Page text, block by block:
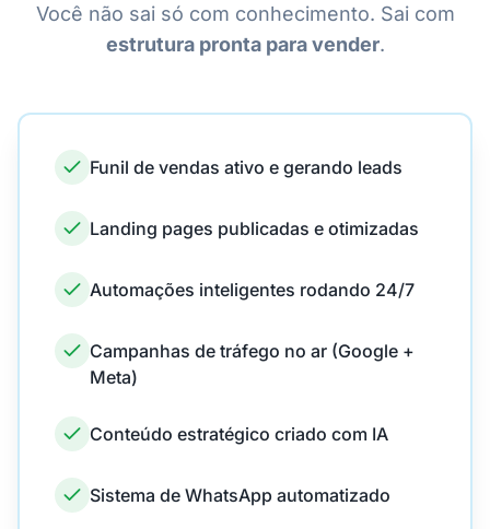
Você não sai só com conhecimento. Sai com
estrutura pronta para vender.
Funil de vendas ativo e gerando leads
Landing pages publicadas e otimizadas
Automações inteligentes rodando 24/7
Campanhas de tráfego no ar (Google +
Meta)
Conteúdo estratégico criado com IA
Sistema de WhatsApp automatizado